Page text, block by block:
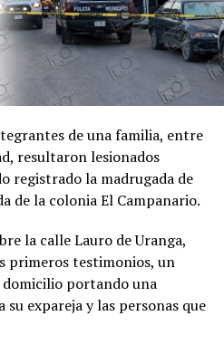
Federal de Protección al
hacerse cargo del
ejemplares de fauna
las investigaciones para
la posible
de una familia, entre
resultaron lesionados
registrado la madrugada de
de la colonia El Campanario.
la calle Lauro de Uranga,
primeros testimonios, un
portando una
expareja y las personas que